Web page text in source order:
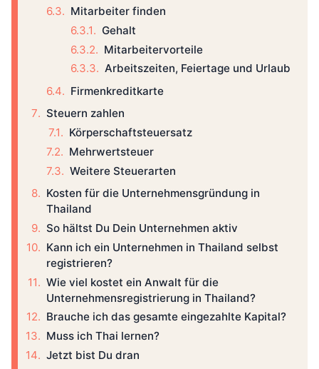
Mitarbeiter finden
Gehalt
Mitarbeitervorteile
Arbeitszeiten, Feiertage und Urlaub
Firmenkreditkarte
Steuern zahlen
Körperschaftsteuersatz
Mehrwertsteuer
Weitere Steuerarten
Kosten für die Unternehmensgründung in
Thailand
So hältst Du Dein Unternehmen aktiv
Kann ich ein Unternehmen in Thailand selbst
registrieren?
Wie viel kostet ein Anwalt für die
Unternehmensregistrierung in Thailand?
Brauche ich das gesamte eingezahlte Kapital?
Muss ich Thai lernen?
Jetzt bist Du dran